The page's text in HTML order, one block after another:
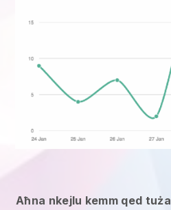
Aħna nkejlu kemm qed tuża